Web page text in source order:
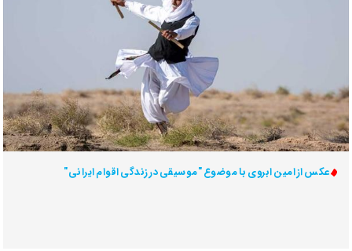
عکس از امین ابروی با موضوع "موسیقی در زندگی اقوام ایرانی"